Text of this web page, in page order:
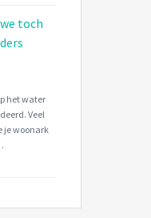
toch
het water
Veel
je woonark